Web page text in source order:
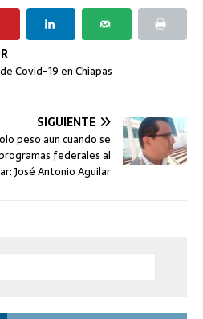
Covid-19 en Chiapas
SIGUIENTE
peso aun cuando se
federales al
José Antonio Aguilar